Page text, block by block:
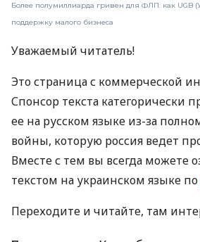
Более полумиллиарда гривен для ФЛП: как UGB
поддержку малого бизнеса
Уважаемый читатель!
Это страница с коммерческой
Спонсор текста категорически
ее на русском языке из-за
войны, которую россия ведет
Вместе с тем вы всегда можете
текстом на украинском языке по
Переходите и читайте, там